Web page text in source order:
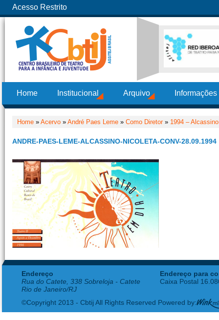
Acesso Restrito
Home Institucional Arquivo
Home » Acervo » André Paes Leme » Como Diretor» 1994 –
ANDRE-PAES-LEME-ALCASSINO-NICOLETA-CONV-28.09.1994
Endereço
Rua do Catete, 338 Sobreloja - Catete
Rio de Janeiro/RJ
Endereço para
Caixa Postal
©Copyright 2013 - Cbtij All Rights Reserved Powered by: